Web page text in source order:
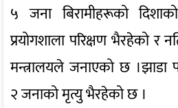
५ जना बिरामीहरूको
प्रयोगशाला परिक्षण भैरहेको र
मन्त्रालयले जनाएको छ
२ जनाको मृत्यु भैरहेको छ ।